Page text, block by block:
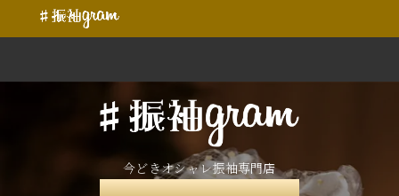
今どきオシャレ振袖専門店